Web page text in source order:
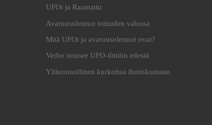
UFOt ja Raamattu
Avaruusolennot totuuden valossa
Mitä UFOt ja avaruusolennot ovat?
Verho nousee UFO-ilmiön edestä
Yliluonnollinen kurkottaa ihmiskuntaan